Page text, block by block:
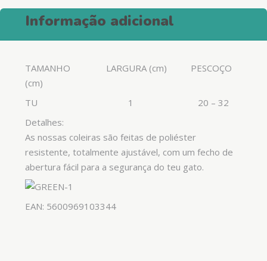
Informação adicional
TAMANHO LARGURA (cm) PESCOÇO
(cm)
TU 1 20 – 32
Detalhes:
As nossas coleiras são feitas de poliéster
resistente, totalmente ajustável, com um fecho de
abertura fácil para a segurança do teu gato.
EAN: 5600969103344